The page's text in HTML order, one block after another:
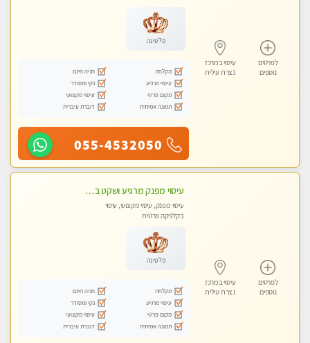
לפרטים
נוספים
עיסוי במרכז
נצרת עילית
פלטינה
מקלחת
חניה חינם
עיסוי מרגיע
נקי ומסודר
מקום פרטי
עיסוי מקצועי
תמונה אמיתית
דוברת עיברית
055-4532050
לפרטים
נוספים
עיסוי במרכז
נצרת עילית
עיסוי מפנק מרגיע ושקט במקום מדהים עיסוי מושקע מאוד לכל שרירי הגוף...מומלץ!! פרטי !!+ לזוגות
עיסוי מפנק, עיסוי מקצועי, עיסוי
בקלניקה פרטית
פלטינה
מקלחת
חניה חינם
עיסוי מרגיע
נקי ומסודר
מקום פרטי
עיסוי מקצועי
תמונה אמיתית
דוברת עיברית